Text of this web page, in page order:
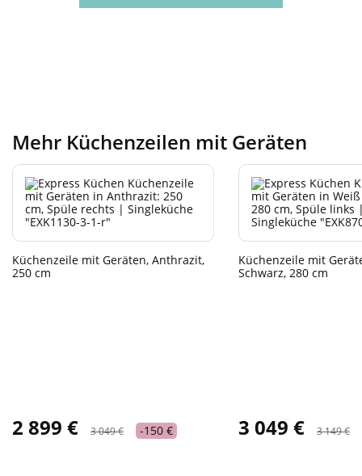
Mehr Küchenzeilen mit Geräten
Küchenzeile mit Geräten, Anthrazit,
250 cm
2 899 € 3 049 € -150 €
Küchenzeile mit
Schwarz, 280 cm
3 049 € 3 149 €